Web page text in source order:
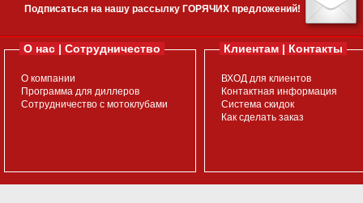
Подписаться на нашу рассылку ГОРЯЧИХ предложений!
О нас | Сотрудничество
О компании
Программа для диллеров
Сотрудничество с мотоклубами
Клиентам | Контакты
ВХОД для клиентов
Контактная информация
Система скидок
Как сделать заказ